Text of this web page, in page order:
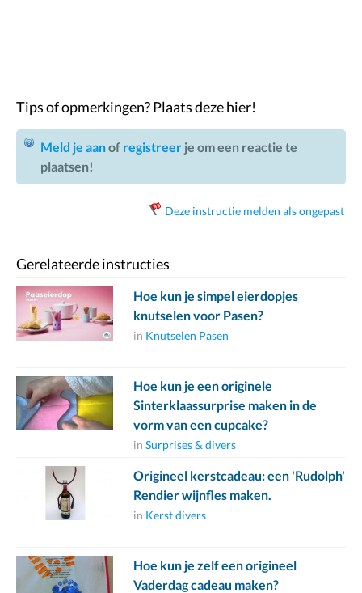
Tips of opmerkingen? Plaats deze hier!
Meld je aanof registreer je om een reactie te
plaatsen!
Deze instructie melden als ongepast
Gerelateerde instructies
Hoe kun je simpel eierdopjes
knutselen voor Pasen?
in Knutselen Pasen
Hoe kun je een originele
Sinterklaassurprise maken in de
vorm van een cupcake?
in Surprises & divers
Origineel kerstcadeau: een 'Rudolph'
Rendier wijnfles maken.
in Kerst divers
Hoe kun je zelf een origineel
Vaderdag cadeau maken?